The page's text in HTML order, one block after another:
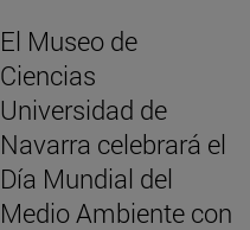
El Museo de
Ciencias
Universidad de
Navarra celebrará el
Día Mundial del
Medio Ambiente con